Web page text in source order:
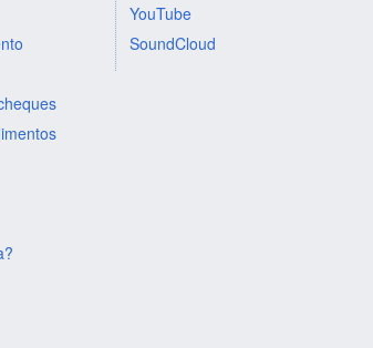
YouTube
SoundCloud